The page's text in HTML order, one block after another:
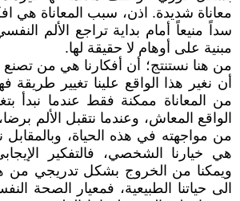
معاناة شديدة. اذن، سبب المعاناة هي
سداً منيعاً أمام بداية تراجع الألم
مبنية على أوهام لا حقيقة لها.
من هنا نستنتج؛ أن أفكارنا هي من تصنع
أن نغير هذا الواقع علينا تغيير طريقة
من المعاناة ممكنة فقط عندما نبدأ
الواقع المعاش، وعندما نتقبل الألم
من مواجهته في هذه الحياة، وبالمقابل
هي خيارنا الشخصي، فالتفكير
ويمكنا من الخروج بشكل تدريجي من
الى حياتنا الطبيعية، فمعيار الصحة